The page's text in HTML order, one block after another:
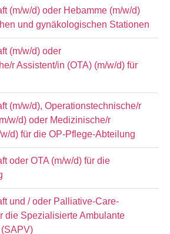
(m/w/d) oder Hebamme (m/w/d)
und gynäkologischen Stationen
(m/w/d) oder
r Assistent/in (OTA) (m/w/d) für
(m/w/d), Operationstechnische/r
w/d) oder Medizinische/r
d) für die OP-Pflege-Abteilung
oder OTA (m/w/d) für die
und / oder Palliative-Care-
die Spezialisierte Ambulante